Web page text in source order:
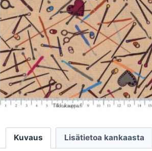
Kuvaus Lisätietoa kankaasta